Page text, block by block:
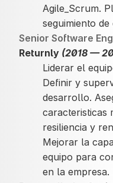
Agile_Scrum.
seguimiento de
Senior Software
Returnly (2018 —
Liderar el
Definir y
desarrollo.
caracteristicas
resiliencia y
Mejorar la
equipo para
en la empresa.